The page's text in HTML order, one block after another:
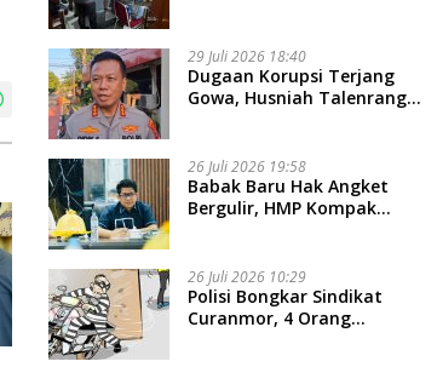
Rp16 Miliar
29 Juli 2026 18:40
Dugaan Korupsi Terjang
Gowa, Husniah Talenrang
26 Juli 2026 19:58
​Babak Baru Hak Angket
Bergulir, HMP Kompak
26 Juli 2026 10:29
Polisi Bongkar Sindikat
Curanmor, 4 Orang